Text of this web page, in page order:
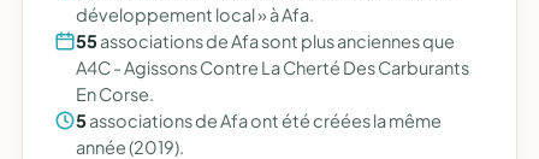
développement local » à Afa.
55associations de Afa sont plus anciennes que
A4C - Agissons Contre La Cherté Des Carburants
En Corse.
5associations de Afa ont été créées la même
année (2019).